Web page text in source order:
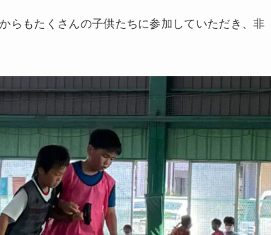
らもたくさんの子供たちに参加していただき、非